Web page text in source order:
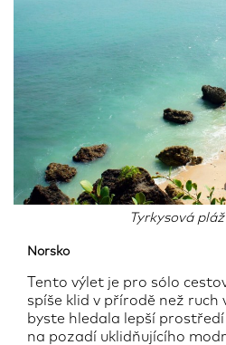
Tyrkysová
Norsko
Tento výlet je pro sólo
spíše klid v přírodě než ruch
byste hledala lepší
na pozadí uklidňujícího